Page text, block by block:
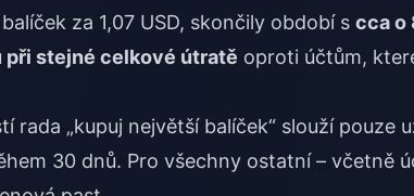
za 1,07 USD, skončily období s cca o
stejné celkové útratě oproti účtům,
rada „kupuj největší balíček“ slouží pouze
30 dnů. Pro všechny ostatní – včetně